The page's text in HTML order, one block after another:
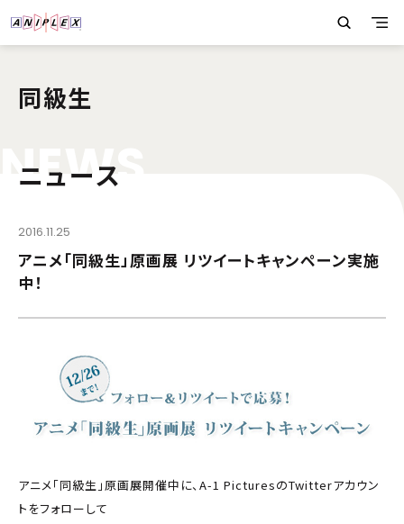
同級生
NEWS
ニュース
2016.11.25
アニメ「同級生」原画展 リツイートキャンペーン実施
中！
アニメ「同級生」原画展開催中に、A-1 PicturesのTwitterアカウン
トをフォローして